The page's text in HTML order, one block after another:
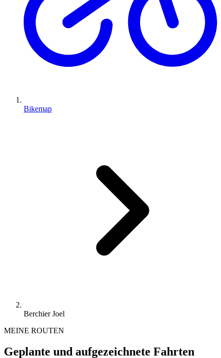
Bikemap
Berchier Joel
MEINE ROUTEN
Geplante und aufgezeichnete Fahrten